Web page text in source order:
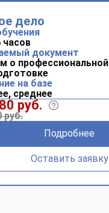
дело
часов
документ
о профессиональной
на базе
среднее
руб.
руб.
Подробнее
Оставить заявку